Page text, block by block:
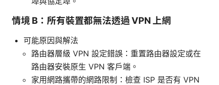
情境 B：所有裝置都無法透過 VPN 上網
可能原因與解法
路由器層級 VPN 設定錯誤：重置路由器設定或在
路由器安裝原生 VPN 客戶端。
家用網路攜帶的網路限制：檢查 ISP 是否有 VPN